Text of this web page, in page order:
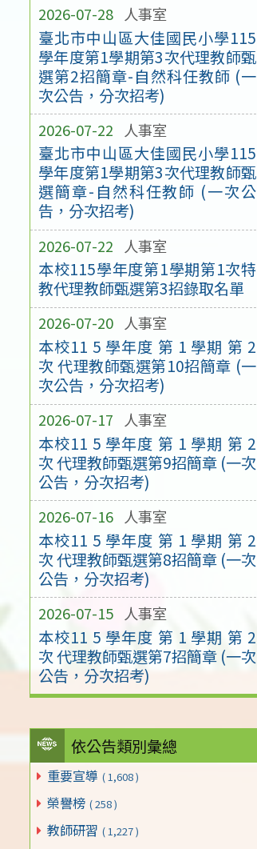
2026-07-28 人事室
臺北市中山區大佳國民小學115
學年度第1學期第3次代理教師甄
選第2招簡章-自然科任教師 (一
次公告，分次招考)
2026-07-22 人事室
臺北市中山區大佳國民小學115
學年度第1學期第3次代理教師甄
選簡章-自然科任教師 (一次公
告，分次招考)
2026-07-22 人事室
本校115學年度第1學期第1次特
教代理教師甄選第3招錄取名單
2026-07-20 人事室
本校11 5 學年度 第 1 學期 第 2
次 代理教師甄選第10招簡章 (一
次公告，分次招考)
2026-07-17 人事室
本校11 5 學年度 第 1 學期 第 2
次 代理教師甄選第9招簡章 (一次
公告，分次招考)
2026-07-16 人事室
本校11 5 學年度 第 1 學期 第 2
次 代理教師甄選第8招簡章 (一次
公告，分次招考)
2026-07-15 人事室
本校11 5 學年度 第 1 學期 第 2
次 代理教師甄選第7招簡章 (一次
公告，分次招考)
依公告類別彙總
重要宣導 ( 1,608 )
榮譽榜 ( 258 )
教師研習 ( 1,227 )